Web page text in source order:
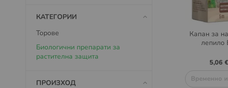
Капан за
лепило
5,06 €
Временно
КАТЕГОРИИ
Торове
Биологични препарати за
растителна защита
ПРОИЗХОД